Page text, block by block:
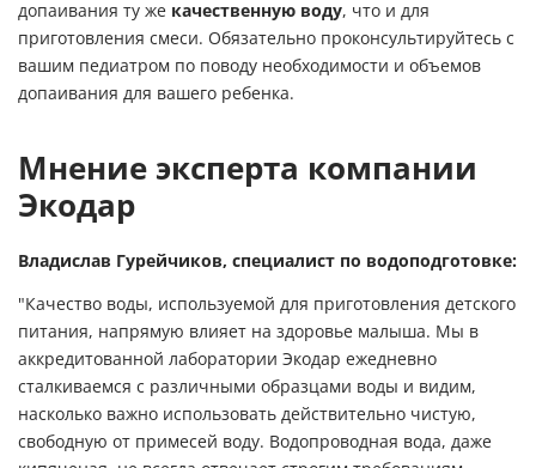
допаивания ту же качественную воду, что и для
приготовления смеси. Обязательно проконсультируйтесь с
вашим педиатром по поводу необходимости и объемов
допаивания для вашего ребенка.
Мнение эксперта компании
Экодар
Владислав Гурейчиков, специалист по водоподготовке:
"Качество воды, используемой для приготовления детского
питания, напрямую влияет на здоровье малыша. Мы в
аккредитованной лаборатории Экодар ежедневно
сталкиваемся с различными образцами воды и видим,
насколько важно использовать действительно чистую,
свободную от примесей воду. Водопроводная вода, даже